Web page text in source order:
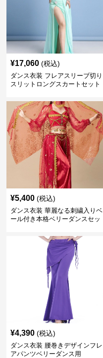
¥17,060 (税込)
ダンス衣装 フレアスリーブ切り
スリットロングスカートセット
¥5,400 (税込)
ダンス衣装 華麗なる刺繍入りベ
ール付き本格ベリーダンスセッ
¥4,390 (税込)
ダンス衣装 腰巻きデザインフレ
アパンツベリーダンス用